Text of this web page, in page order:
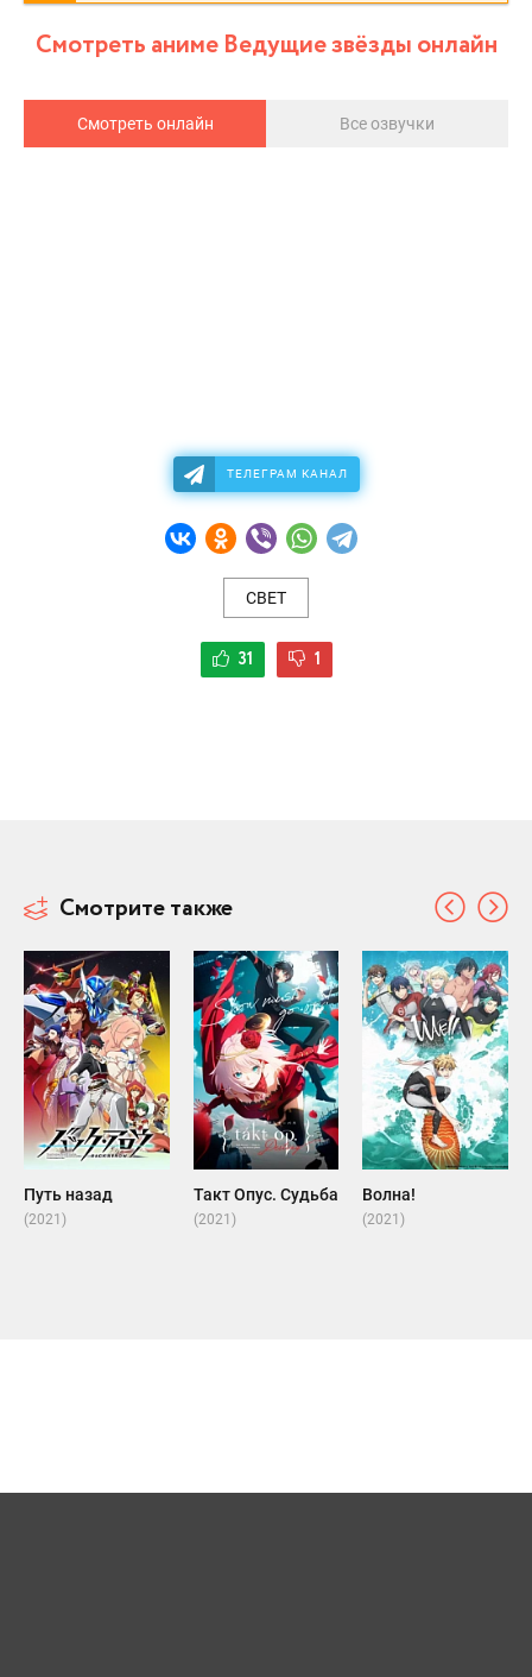
Смотреть аниме Ведущие звёзды онлайн
Смотреть онлайн Все озвучки
ТЕЛЕГРАМ КАНАЛ
СВЕТ
31 1
Смотрите также
Путь назад
(2021)
Такт Опус. Судьба
(2021)
Волна!
(2021)